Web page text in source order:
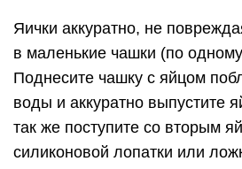
Яички аккуратно, не
в маленькие чашки (по
Поднесите чашку с яйцом
воды и аккуратно выпустите
так же поступите со вторым
силиконовой лопатки или